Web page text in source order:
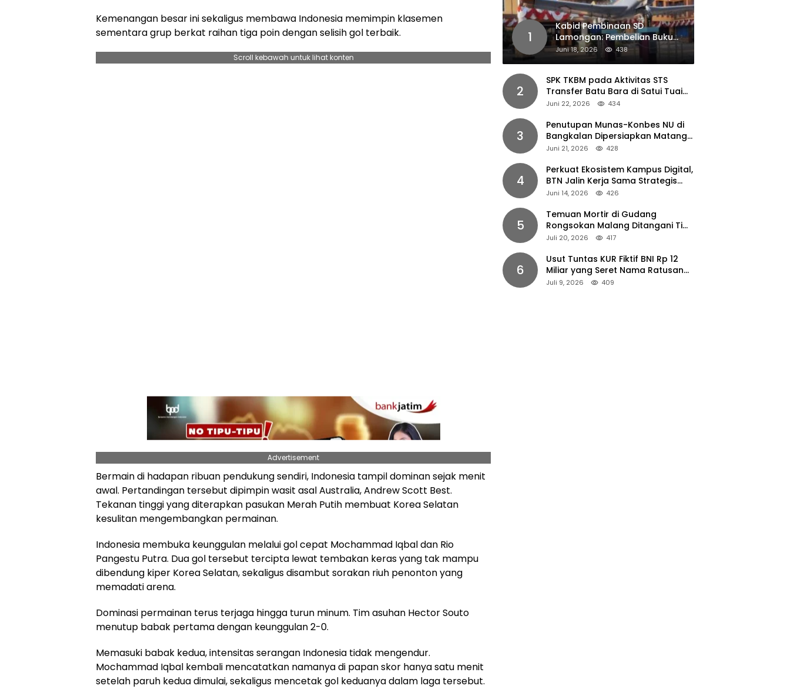
Kemenangan besar ini sekaligus membawa Indonesia memimpin klasemen
sementara grup berkat raihan tiga poin dengan selisih gol terbaik.
Scroll kebawah untuk lihat konten
Advertisement
Bermain di hadapan ribuan pendukung sendiri, Indonesia tampil dominan sejak menit
awal. Pertandingan tersebut dipimpin wasit asal Australia, Andrew Scott Best.
Tekanan tinggi yang diterapkan pasukan Merah Putih membuat Korea Selatan
kesulitan mengembangkan permainan.
Indonesia membuka keunggulan melalui gol cepat Mochammad Iqbal dan Rio
Pangestu Putra. Dua gol tersebut tercipta lewat tembakan keras yang tak mampu
dibendung kiper Korea Selatan, sekaligus disambut sorakan riuh penonton yang
memadati arena.
Dominasi permainan terus terjaga hingga turun minum. Tim asuhan Hector Souto
menutup babak pertama dengan keunggulan 2-0.
Memasuki babak kedua, intensitas serangan Indonesia tidak mengendur.
Mochammad Iqbal kembali mencatatkan namanya di papan skor hanya satu menit
setelah paruh kedua dimulai, sekaligus mencetak gol keduanya dalam laga tersebut.
1
Kabid Pembinaan SD
Lamongan: Pembelian Buku
Pendamping Tidak Boleh
Dipaksakan
Juni 18, 2026 438
2
SPK TKBM pada Aktivitas STS
Transfer Batu Bara di Satui Tuai
Sorotan
Juni 22, 2026 434
3
Penutupan Munas-Konbes NU di
Bangkalan Dipersiapkan Matang,
Gus Ipul Turun Tangan
Juni 21, 2026 428
4
Perkuat Ekosistem Kampus Digital,
BTN Jalin Kerja Sama Strategis
dengan UNAIR
Juni 14, 2026 426
5
Temuan Mortir di Gudang
Rongsokan Malang Ditangani Tim
Gegana Polda Jatim
Juli 20, 2026 417
6
Usut Tuntas KUR Fiktif BNI Rp 12
Miliar yang Seret Nama Ratusan
Petani Jember
Juli 9, 2026 409